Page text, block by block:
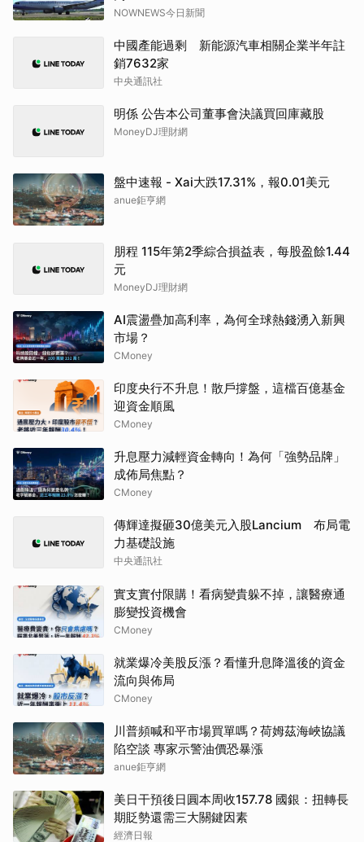
NOWNEWS今日新聞
中國產能過剩 新能源汽車相關企業半年註
銷7632家
中央通訊社
明係 公告本公司董事會決議買回庫藏股
MoneyDJ理財網
盤中速報 - Xai大跌17.31%，報0.01美元
anue鉅亨網
朋程 115年第2季綜合損益表，每股盈餘1.44
元
MoneyDJ理財網
AI震盪疊加高利率，為何全球熱錢湧入新興
市場？
CMoney
印度央行不升息！散戶撐盤，這檔百億基金
迎資金順風
CMoney
升息壓力減輕資金轉向！為何「強勢品牌」
成佈局焦點？
CMoney
傳輝達擬砸30億美元入股Lancium 布局電
力基礎設施
中央通訊社
實支實付限購！看病變貴躲不掉，讓醫療通
膨變投資機會
CMoney
就業爆冷美股反漲？看懂升息降溫後的資金
流向與佈局
CMoney
川普頻喊和平市場買單嗎？荷姆茲海峽協議
陷空談 專家示警油價恐暴漲
anue鉅亨網
美日干預後日圓本周收157.78 國銀：扭轉長
期貶勢還需三大關鍵因素
經濟日報